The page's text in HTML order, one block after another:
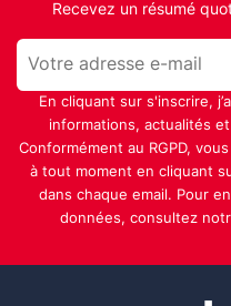
Recevez un résumé
En cliquant sur s'inscrire,
informations, actualités
Conformément au RGPD,
à tout moment en cliquant
dans chaque email. Pour
données, consultez